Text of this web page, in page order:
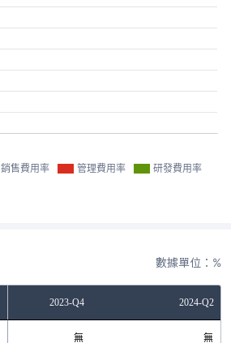
銷售費用率 管理費用率 研發費用率
數據單位：%
2023-Q4 2024-Q2
無 無